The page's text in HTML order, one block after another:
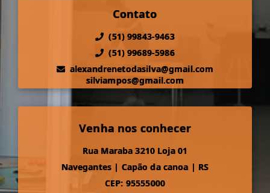
Contato
(51) 99843-9463
(51) 99689-5986
alexandrenetodasilva@gmail.com
silviampos@gmail.com
Venha nos conhecer
Rua Maraba 3210 Loja 01
Navegantes | Capão da canoa | RS
CEP: 95555000